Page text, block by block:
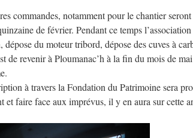
commandes, notamment pour le chantier
de février. Pendant ce temps
dépose du moteur tribord, dépose des cuves à
de revenir à Ploumanac’h à la fin du mois de
à travers la Fondation du Patrimoine sera
et faire face aux imprévus, il y en aura sur cette